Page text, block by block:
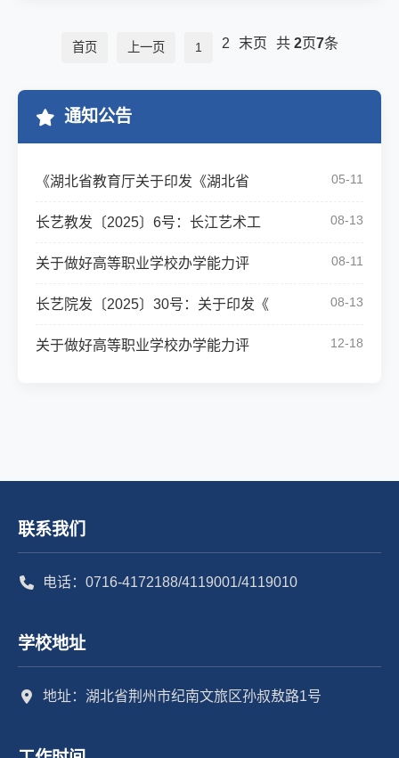
首页 上一页 1 2 末页 共 2页7条
通知公告
《湖北省教育厅关于印发《湖北省 05-11
长艺教发〔2025〕6号：长江艺术工 08-13
关于做好高等职业学校办学能力评 08-11
长艺院发〔2025〕30号：关于印发《 08-13
关于做好高等职业学校办学能力评 12-18
联系我们
电话：0716-4172188/4119001/4119010
学校地址
地址：湖北省荆州市纪南文旅区孙叔敖路1号